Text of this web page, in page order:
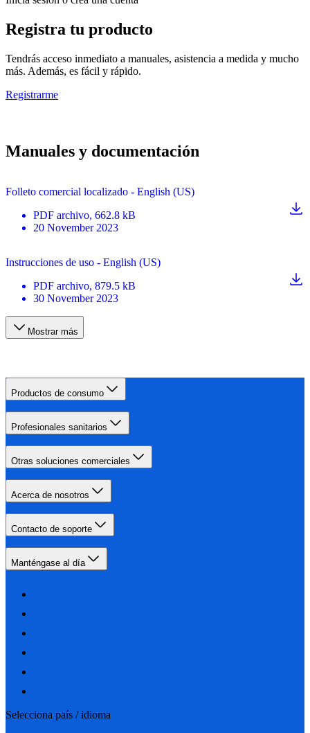
Registra tu producto
Tendrás acceso inmediato a manuales, asistencia a medida y mucho
más. Además, es fácil y rápido.
Registrarme
Manuales y documentación
Folleto comercial localizado - English (US)
PDF archivo, 662.8 kB
20 November 2023
Instrucciones de uso - English (US)
PDF archivo, 879.5 kB
30 November 2023
Mostrar más
Productos de consumo
Profesionales sanitarios
Otras soluciones comerciales
Acerca de nosotros
Contacto de soporte
Manténgase al día
Selecciona país / idioma